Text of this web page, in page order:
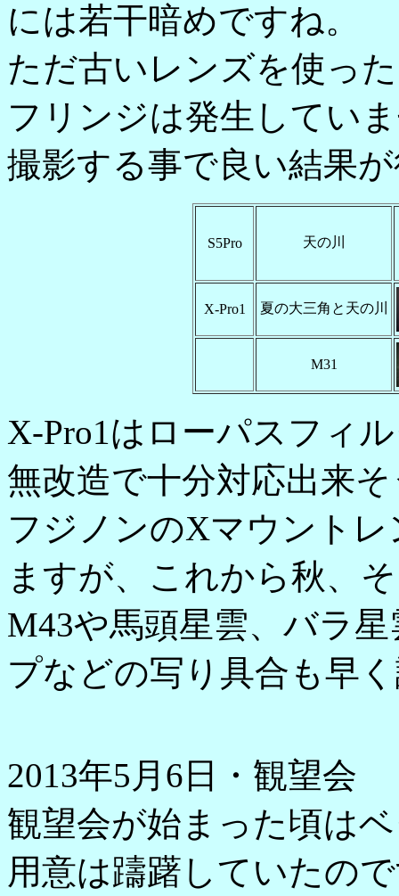
には若干暗めですね。
ただ古いレンズを使っ
フリンジは発生してい
撮影する事で良い結果
S5Pro 天の川
X-Pro1 夏の大三角と天の川
M31
X-Pro1はローパスフィ
無改造で十分対応出来
フジノンのXマウント
ますが、これから秋、
M43や馬頭星雲、バラ
プなどの写り具合も早
2013年5月6日・観望会
観望会が始まった頃は
用意は躊躇していたの